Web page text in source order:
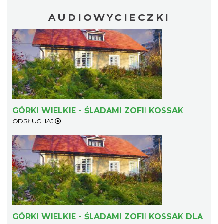
AUDIOWYCIECZKI
GÓRKI WIELKIE - ŚLADAMI ZOFII KOSSAK
ODSŁUCHAJ
GÓRKI WIELKIE - ŚLADAMI ZOFII KOSSAK DLA